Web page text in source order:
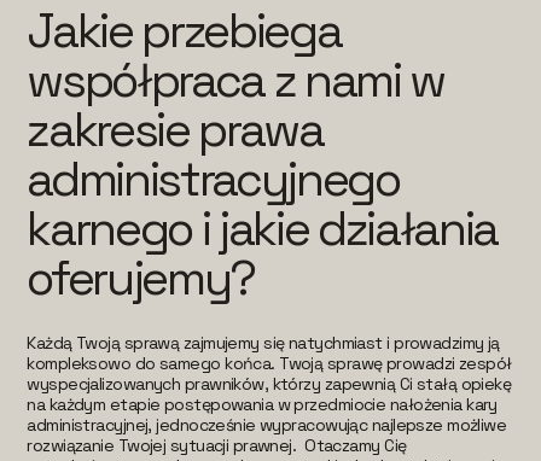
Jakie przebiega
współpraca z nami w
zakresie prawa
administracyjnego
karnego i jakie działania
oferujemy?
Każdą Twoją sprawą zajmujemy się natychmiast i prowadzimy ją
kompleksowo do samego końca. Twoją sprawę prowadzi zespół
wyspecjalizowanych prawników, którzy zapewnią Ci stałą opiekę
na każdym etapie postępowania w przedmiocie nałożenia kary
administracyjnej, jednocześnie wypracowując najlepsze możliwe
rozwiązanie Twojej sytuacji prawnej. Otaczamy Cię